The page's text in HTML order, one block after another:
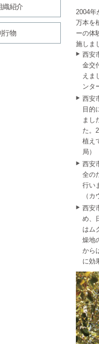
織紹介
行物
2004年
万本を
ーの体
施しま
西安
金交
えま
ンタ
西安
目的
まし
た。
植え
局）
西安
全の
行い
（
西安
め、
はム
燥地
から
に効